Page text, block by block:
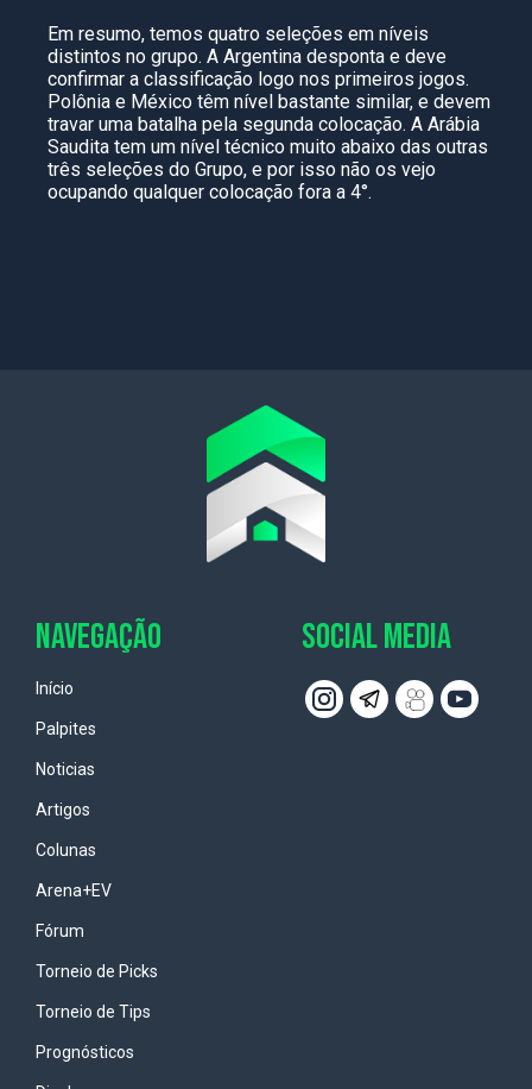
Em resumo, temos quatro seleções em níveis
distintos no grupo. A Argentina desponta e deve
confirmar a classificação logo nos primeiros jogos.
Polônia e México têm nível bastante similar, e devem
travar uma batalha pela segunda colocação. A Arábia
Saudita tem um nível técnico muito abaixo das outras
três seleções do Grupo, e por isso não os vejo
ocupando qualquer colocação fora a 4°.
NAVEGAÇÃO
Início
Palpites
Noticias
Artigos
Colunas
Arena+EV
Fórum
Torneio de Picks
Torneio de Tips
Prognósticos
SOCIAL MEDIA